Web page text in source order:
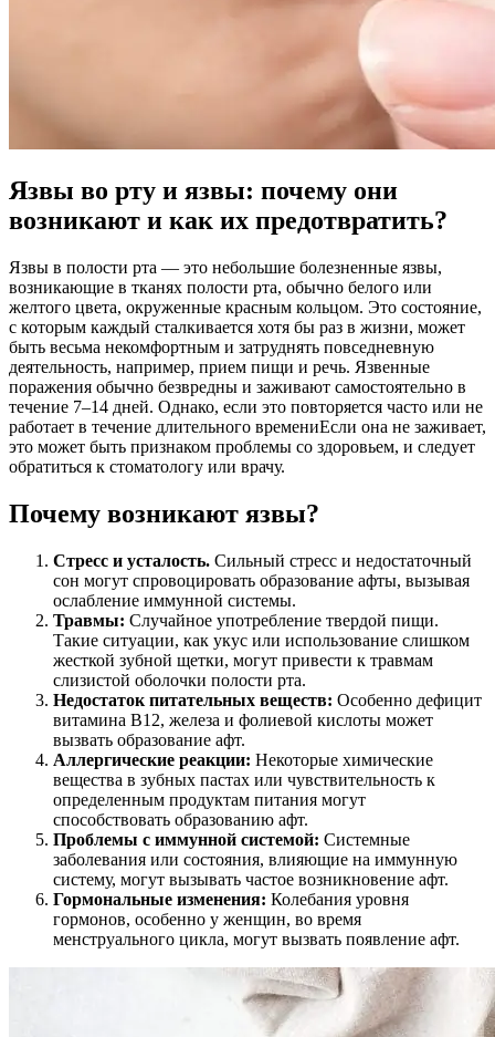
Язвы во рту и язвы: почему они
возникают и как их предотвратить?
Язвы в полости рта — это небольшие болезненные язвы,
возникающие в тканях полости рта, обычно белого или
желтого цвета, окруженные красным кольцом. Это состояние,
с которым каждый сталкивается хотя бы раз в жизни, может
быть весьма некомфортным и затруднять повседневную
деятельность, например, прием пищи и речь. Язвенные
поражения обычно безвредны и заживают самостоятельно в
течение 7–14 дней. Однако, если это повторяется часто или не
работает в течение длительного времениЕсли она не заживает,
это может быть признаком проблемы со здоровьем, и следует
обратиться к стоматологу или врачу.
Почему возникают язвы?
Стресс и усталость. Сильный стресс и недостаточный
сон могут спровоцировать образование афты, вызывая
ослабление иммунной системы.
Травмы: Случайное употребление твердой пищи.
Такие ситуации, как укус или использование слишком
жесткой зубной щетки, могут привести к травмам
слизистой оболочки полости рта.
Недостаток питательных веществ: Особенно дефицит
витамина B12, железа и фолиевой кислоты может
вызвать образование афт.
Аллергические реакции: Некоторые химические
вещества в зубных пастах или чувствительность к
определенным продуктам питания могут
способствовать образованию афт.
Проблемы с иммунной системой: Системные
заболевания или состояния, влияющие на иммунную
систему, могут вызывать частое возникновение афт.
Гормональные изменения: Колебания уровня
гормонов, особенно у женщин, во время
менструального цикла, могут вызвать появление афт.